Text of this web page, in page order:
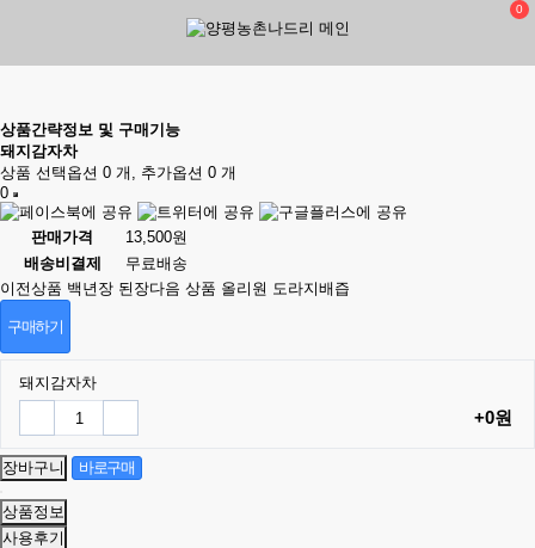
0
상품간략정보 및 구매기능
돼지감자차
상품 선택옵션 0 개, 추가옵션 0 개
0
판매가격
13,500원
배송비결제
무료배송
이전상품 백년장 된장다음 상품 올리원 도라지배즙
구매하기
돼지감자차
+0원
상품정보
사용후기